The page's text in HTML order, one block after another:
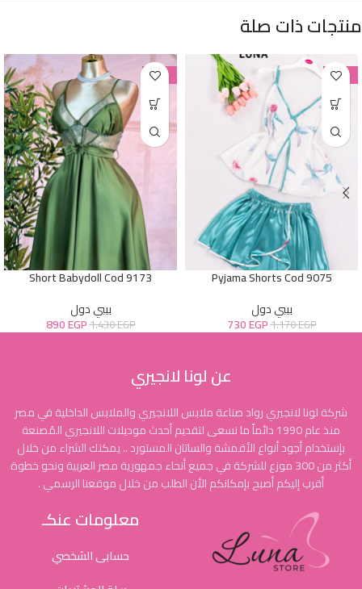
منتجات ذات صلة
-38%
Pyjama Shorts Cod 9075
بيبي دول
1.170EGP
730EGP
-38%
Short Babydoll Cod 9173
بيبي دول
1.430EGP
890EGP
عن لونا لانجيري
شركة لونا لانجيري رواد صناعة ملابس اللانجيري والملابس الداخلية في مصر
منذ عام 1990 دائماً ما نسعى لتقديم أحدث موديلات اللانجيري المُصنعة
بإستخدام أجود أنواع الأقمشة والساتان المستورد .. يمكنك الشراء من خلال
أكثر من 300 موزع للشركة في جميع أنحاء جمهورية مصر العربية ونحو خطوة
أقرب إليكم أصبح بإمكانكم الأن الطلب من خلال موقعنا الرسمي .
معلومات عنكـ
حسابى الشخصي